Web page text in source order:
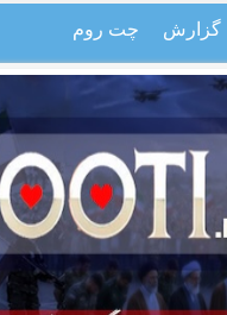
گزارش چت روم